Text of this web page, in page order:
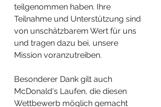
teilgenommen haben. Ihre
Teilnahme und Unterstützung sind
von unschätzbarem Wert für uns
und tragen dazu bei, unsere
Mission voranzutreiben.
Besonderer Dank gilt auch
McDonald's Laufen, die diesen
Wettbewerb möglich gemacht